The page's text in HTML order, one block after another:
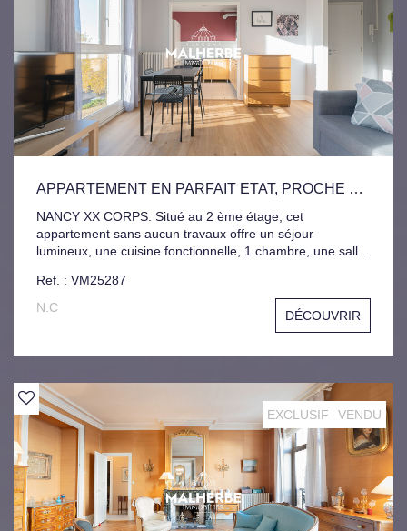
APPARTEMENT EN PARFAIT ETAT, PROCHE DES BORDS DE MEURTHE
NANCY XX CORPS: Situé au 2 ème étage, cet
appartement sans aucun travaux offre un séjour
lumineux, une cuisine fonctionnelle, 1 chambre, une salle
proximité immédiate des rives de meurthe, ce bien
combine confort, praticité et cadre agréable, parfait pour
profiter du coeur de Nancy et de ses promenades au bord
Ref. : VM25287
N.C
DÉCOUVRIR
EXCLUSIF VENDU